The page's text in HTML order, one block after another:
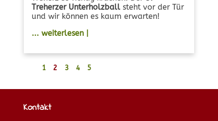
Treherzer Unterholzballsteht vor der Tür
und wir können es kaum erwarten!
... weiterlesen |
1 2 3 4 5
Kontakt